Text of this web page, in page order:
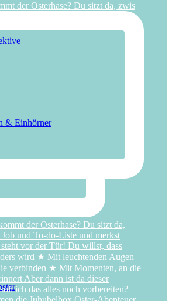
& Einhörner
der Osterhase? Du sitzt da, zwis